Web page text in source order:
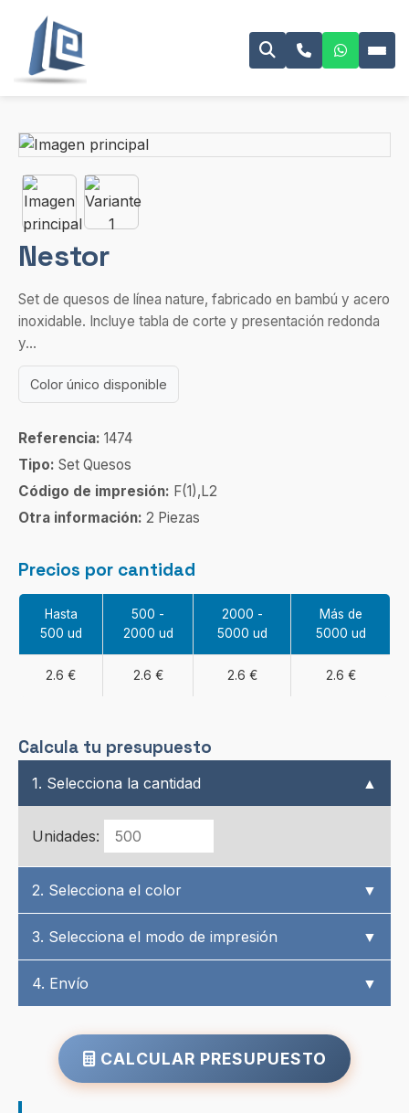
Nestor
Set de quesos de línea nature, fabricado en bambú y acero
inoxidable. Incluye tabla de corte y presentación redonda
y...
Color único disponible
Referencia: 1474
Tipo: Set Quesos
Código de impresión: F(1),L2
Otra información: 2 Piezas
Precios por cantidad
Hasta
500 ud
500 -
2000 ud
2000 -
5000 ud
Más de
5000 ud
2.6 € 2.6 € 2.6 € 2.6 €
Calcula tu presupuesto
1. Selecciona la cantidad ▲
Unidades:
2. Selecciona el color ▼
3. Selecciona el modo de impresión ▼
4. Envío ▼
CALCULAR PRESUPUESTO